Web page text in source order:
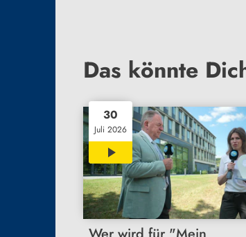
Das könnte
30
Juli 2026
14:12